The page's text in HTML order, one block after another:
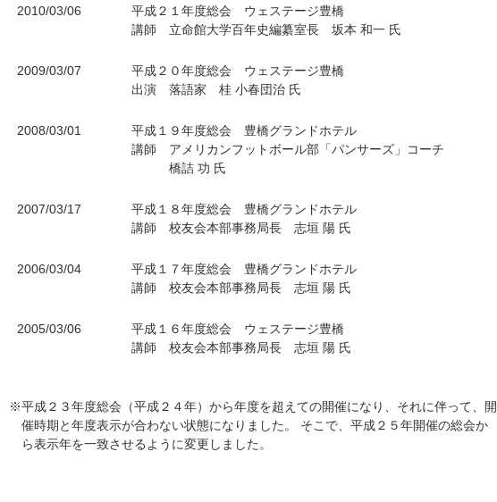
2010/03/06
平成２１年度総会 ウェステージ豊橋
講師 立命館大学百年史編纂室長 坂本 和一 氏
2009/03/07
平成２０年度総会 ウェステージ豊橋
出演 落語家 桂 小春団治 氏
2008/03/01
平成１９年度総会 豊橋グランドホテル
講師 アメリカンフットボール部「パンサーズ」コーチ
橋詰 功 氏
2007/03/17
平成１８年度総会 豊橋グランドホテル
講師 校友会本部事務局長 志垣 陽 氏
2006/03/04
平成１７年度総会 豊橋グランドホテル
講師 校友会本部事務局長 志垣 陽 氏
2005/03/06
平成１６年度総会 ウェステージ豊橋
講師 校友会本部事務局長 志垣 陽 氏
※平成２３年度総会（平成２４年）から年度を超えての開催になり、それに伴って、開
催時期と年度表示が合わない状態になりました。 そこで、平成２５年開催の総会か
ら表示年を一致させるように変更しました。